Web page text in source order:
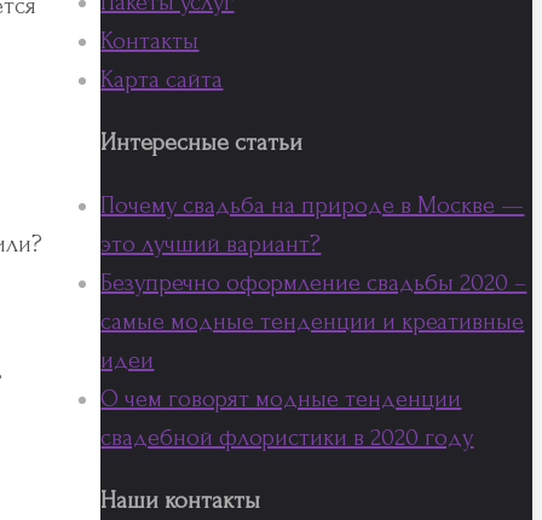
Контакты
Карта сайта
Интересные статьи
Почему свадьба на природе в Москве —
это лучший вариант?
Безупречно оформление свадьбы 2020 –
самые модные тенденции и креативные
идеи
О чем говорят модные тенденции
свадебной флористики в 2020 году
Наши контакты